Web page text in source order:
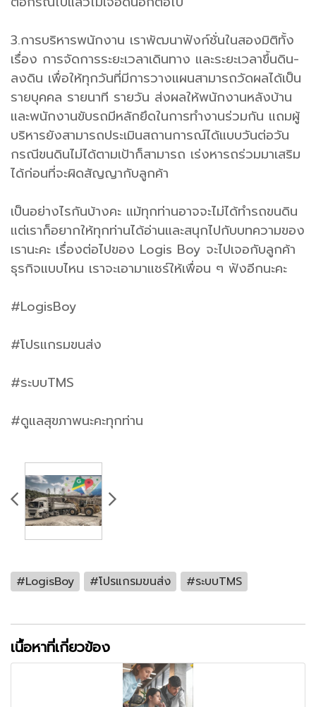
3.การบริหารพนักงาน เราพัฒนาฟังก์ชั่นในสองมิติทั้ง
เรื่อง การจัดการระยะเวลาเดินทาง และระยะเวลาขึ้นดิน-
ลงดิน เพื่อให้ทุกวันที่มีการวางแผนสามารถวัดผลได้เป็น
รายบุคคล รายนาที รายวัน ส่งผลให้พนักงานหลังบ้าน
และพนักงานขับรถมีหลักยึดในการทำงานร่วมกัน แถมผู้
บริหารยังสามารถประเมินสถานการณ์ได้แบบวันต่อวัน
กรณีขนดินไม่ได้ตามเป้าก็สามารถ เร่งหารถร่วมมาเสริม
ได้ก่อนที่จะผิดสัญญากับลูกค้า
เป็นอย่างไรกันบ้างคะ แม้ทุกท่านอาจจะไม่ได้ทำรถขนดิน
แต่เราก็อยากให้ทุกท่านได้อ่านและสนุกไปกับบทความของ
เรานะคะ เรื่องต่อไปของ Logis Boy จะไปเจอกับลูกค้า
ธุรกิจแบบไหน เราจะเอามาแชร์ให้เพื่อน ๆ ฟังอีกนะคะ
#LogisBoy
#โปรแกรมขนส่ง
#ระบบTMS
#ดูแลสุขภาพนะคะทุกท่าน
#LogisBoy #โปรแกรมขนส่ง #ระบบTMS
เนื้อหาที่เกี่ยวข้อง